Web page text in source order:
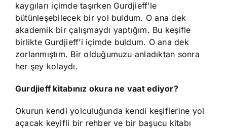
kaygıları içimde taşırken Gurdjieff’le
bütünleşebilecek bir yol buldum. O ana dek
akademik bir çalışmaydı yaptığım. Bu keşifle
birlikte Gurdjieff’i içimde buldum. O ana dek
zorlanmıştım. Bir olduğumuzu anladıktan sonra
her şey kolaydı.
Gurdjieff kitabınız okura ne vaat ediyor?
Okurun kendi yolculuğunda kendi keşiflerine yol
açacak keyifli bir rehber ve bir başucu kitabı